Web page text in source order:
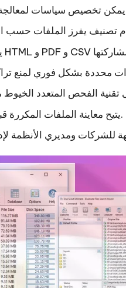
يتيح معاينة الملفات المكررة قبل الحذف لتجنب فقدان بيانات هامة عن طريق الخطأ.